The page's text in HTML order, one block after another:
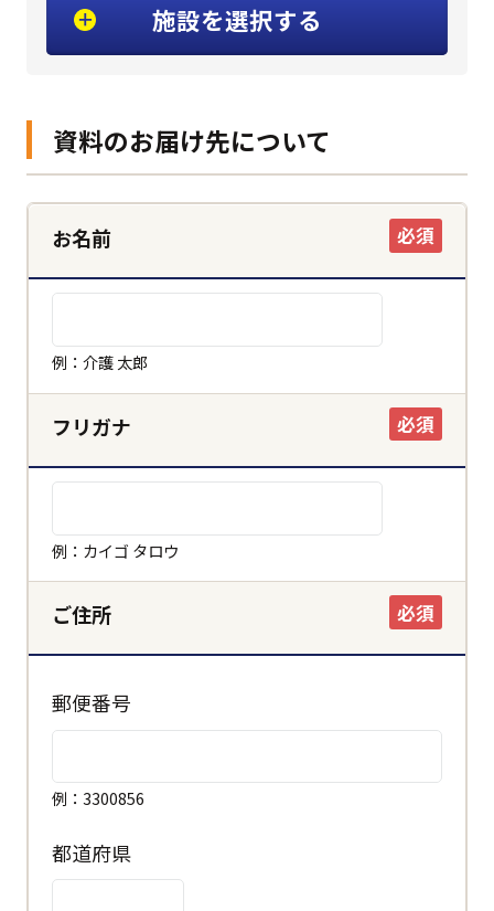
施設を選択する
資料のお届け先について
お名前 必須
例：介護 太郎
フリガナ 必須
例：カイゴ タロウ
ご住所 必須
郵便番号
例：3300856
都道府県